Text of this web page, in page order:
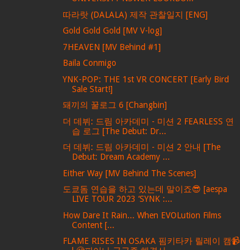
따라랏 (DALALA) 제작 관찰일지 [ENG]
Gold Gold Gold [MV V-log]
7HEAVEN [MV Behind #1]
Baila Conmigo
YNK-POP: THE 1st VR CONCERT [Early Bird
Sale Start!]
돼끼의 꿀로그 6 [Changbin]
더 데뷔: 드림 아카데미 - 미션 2 FEARLESS 연
습 로그 [The Debut: Dr...
더 데뷔: 드림 아카데미 - 미션 2 안내 [The
Debut: Dream Academy ...
Either Way [MV Behind The Scenes]
도쿄돔 연습을 하고 있는데 말이죠😎 [aespa
LIVE TOUR 2023 ‘SYNK :...
How Dare It Rain... When EVOLution Films
Content [...
FLAME RISES IN OSAKA 핌키타카 릴레이 캠📹